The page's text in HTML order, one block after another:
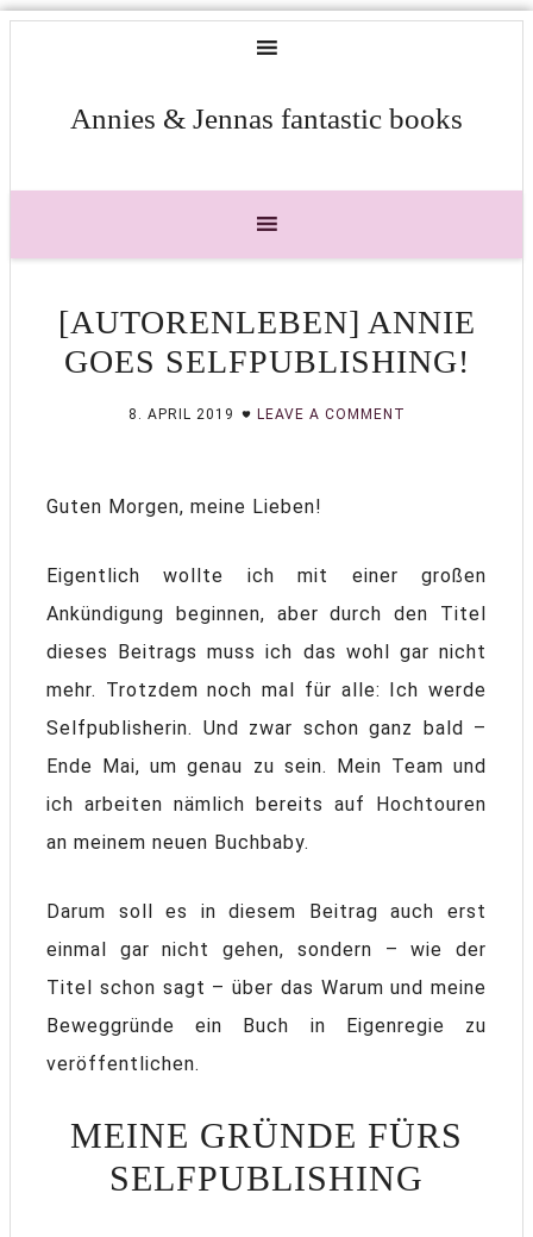
Annies & Jennas fantastic books
[AUTORENLEBEN] ANNIE
GOES SELFPUBLISHING!
8. APRIL 2019 LEAVE A COMMENT
Guten Morgen, meine Lieben!
Eigentlich wollte ich mit einer großen
Ankündigung beginnen, aber durch den Titel
dieses Beitrags muss ich das wohl gar nicht
mehr. Trotzdem noch mal für alle: Ich werde
Selfpublisherin. Und zwar schon ganz bald –
Ende Mai, um genau zu sein. Mein Team und
ich arbeiten nämlich bereits auf Hochtouren
an meinem neuen Buchbaby.
Darum soll es in diesem Beitrag auch erst
einmal gar nicht gehen, sondern – wie der
Titel schon sagt – über das Warum und meine
Beweggründe ein Buch in Eigenregie zu
veröffentlichen.
MEINE GRÜNDE FÜRS
SELFPUBLISHING